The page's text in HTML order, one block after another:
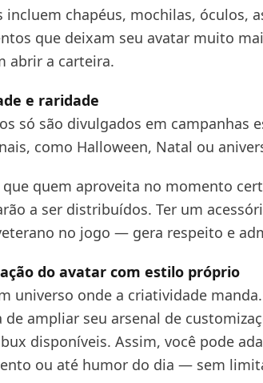
incluem chapéus, mochilas, óculos,
que deixam seu avatar muito
abrir a carteira.
e raridade
só são divulgados em campanhas
como Halloween, Natal ou
quem aproveita no momento
a ser distribuídos. Ter um
no jogo — gera respeito e
do avatar com estilo próprio
universo onde a criatividade
ampliar seu arsenal de
disponíveis. Assim, você pode
ou até humor do dia — sem